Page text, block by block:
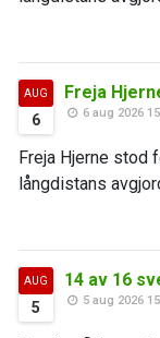
AUG
6
Freja
6 aug 2026
Freja Hjerne stod
långdistans
AUG
5
14 av 16
5 aug 2026